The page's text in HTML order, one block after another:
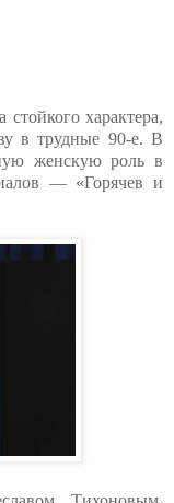
характера,
в трудные 90-е. В
женскую роль в
— «Горячев и